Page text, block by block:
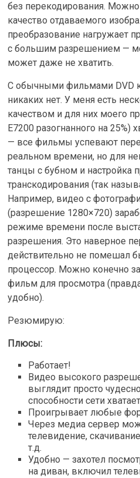
без перекодирования.
качество отдаваемого
преобразование нагружает
с большим разрешением —
может даже не хватить.
С обычными фильмами DVD
никаких нет. У меня есть
качеством и для них моего
E7200 разогнанного на 25%)
— все фильмы успевают
реальном времени, но для
танцы с бубном и настройка
транскодирования (так
Например, видео с
(разрешение 1280×720)
режиме времени после
разрешения. Это наверное
действительно не помешал
процессор. Можно конечно
фильм для просмотра
удобно).
Резюмирую:
Плюсы:
Работает!
Видео высокого
выглядит просто
способности сети
Проигрывает любые
Через медиа сервер
телевидение,
т.д.
Удобно — захотел
на диван, включил